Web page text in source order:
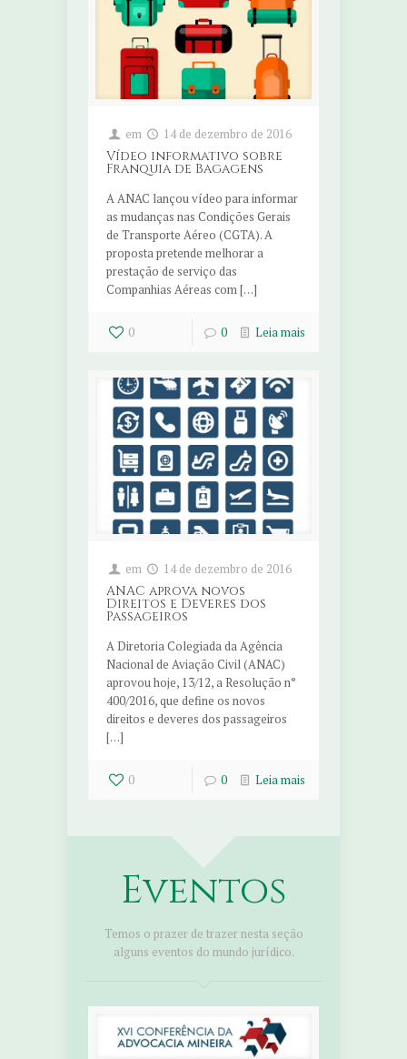
em 14 de dezembro de 2016
Vídeo informativo sobre
Franquia de Bagagens
A ANAC lançou vídeo para informar
as mudanças nas Condições Gerais
de Transporte Aéreo (CGTA). A
proposta pretende melhorar a
prestação de serviço das
Companhias Aéreas com […]
0 0 Leia mais
em 14 de dezembro de 2016
ANAC aprova novos
Direitos e Deveres dos
Passageiros
A Diretoria Colegiada da Agência
Nacional de Aviação Civil (ANAC)
aprovou hoje, 13/12, a Resolução n°
400/2016, que define os novos
direitos e deveres dos passageiros
[…]
0 0 Leia mais
Eventos
Temos o prazer de trazer nesta seção
alguns eventos do mundo jurídico.